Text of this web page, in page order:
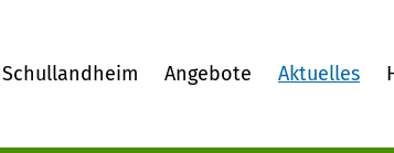
Schullandheim Angebote Aktuelles